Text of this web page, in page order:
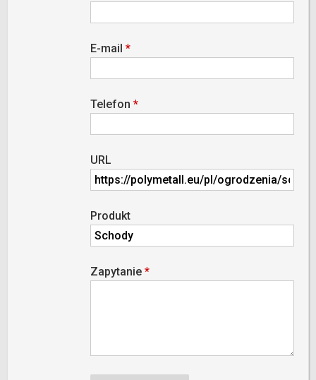
E-mail *
Telefon *
URL
Produkt
Zapytanie *